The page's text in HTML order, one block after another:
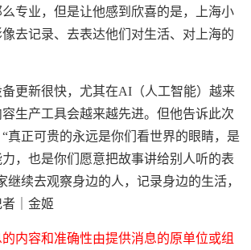
专业，但是让他感到欣喜的是，上海小
去记录、去表达他们对生活、对上海的
更新很快，尤其在AI（人工智能）越来
生产工具会越来越先进。但他告诉此次
真正可贵的永远是你们看世界的眼睛，是
，也是你们愿意把故事讲给别人听的表
继续去观察身边的人，记录身边的生活，
｜金姬
内容和准确性由提供消息的原单位或组